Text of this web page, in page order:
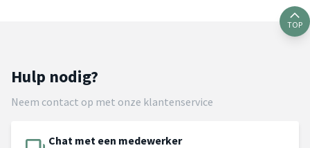
TOP
Hulp nodig?
Neem contact op met onze klantenservice
Chat met een medewerker